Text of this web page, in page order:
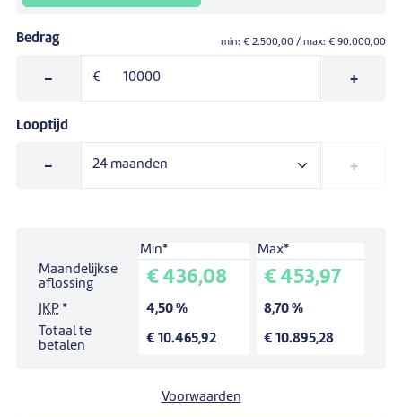
Bedrag min: € 2.500,00 / max: € 90.000,00
- € +
Looptijd
- +
Simulatie voor een lening van:
Looptijd:24 maanden.
Min*
Max*
Maandelijkse
aflossing
€ 436,08 € 453,97
JKP * 4,50 %
8,70 %
Totaal te
betalen
€ 10.465,92 € 10.895,28
Voorwaarden